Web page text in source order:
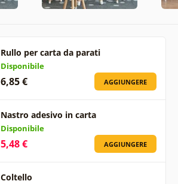
Rullo per carta da parati
Disponibile
6,85 € AGGIUNGERE
Nastro adesivo in carta
Disponibile
5,48 € AGGIUNGERE
Coltello